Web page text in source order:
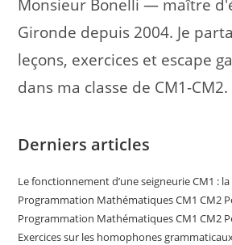
Monsieur Bonelli — maître
Gironde depuis 2004. Je
leçons, exercices et escape
dans ma classe de CM1-CM2.
Derniers articles
Le fonctionnement d’une seigneurie CM1 :
Programmation Mathématiques CM1 CM2
Programmation Mathématiques CM1 CM2
Exercices sur les homophones